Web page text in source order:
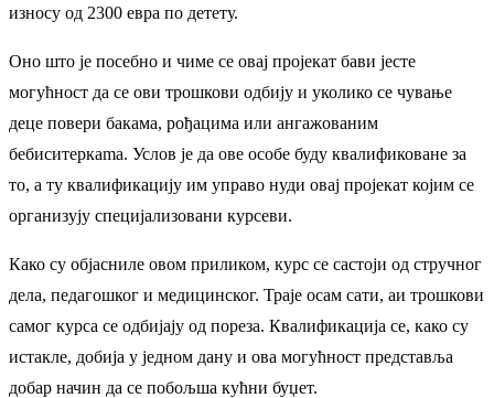
износу од 2300 евра по детету.
Оно што је посебно и чиме се овај пројекат бави јесте
могућност да се ови трошкови одбију и уколико се чување
деце повери бакама, рођацима или ангажованим
бебиситеркаma. Услов је да ове особе буду квалификоване за
то, а ту квалификацију им управо нуди овај пројекат којим се
организују специјализовани курсеви.
Како су објасниле овом приликом, курс се састоји од стручног
дела, педагошког и медицинског. Траје осам сати, аи трошкови
самог курса се одбијају од пореза. Квалификација се, како су
истакле, добија у једном дану и ова могућност представља
добар начин да се побољша кућни буџет.